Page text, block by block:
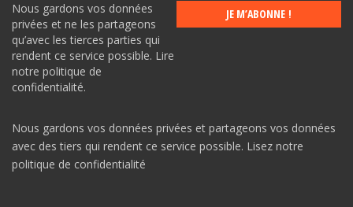
Nous gardons vos données
privées et ne les partageons
qu’avec les tierces parties qui
rendent ce service possible. Lire
notre politique de
confidentialité.
Nous gardons vos données privées et partageons vos données
avec des tiers qui rendent ce service possible. Lisez notre
politique de confidentialité